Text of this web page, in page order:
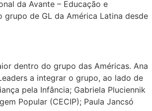
da Avante – Educação e
de GL da América Latina desde
dentro do grupo das Américas. Ana
a integrar o grupo, ao lado de
pela Infância; Gabriela Pluciennik
Popular (CECIP); Paula Jancsó